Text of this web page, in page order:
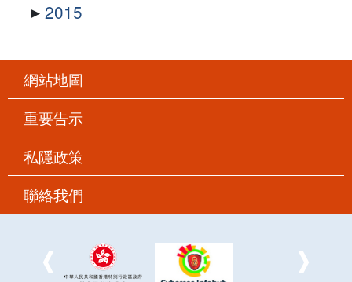
2015
網站地圖
重要告示
私隱政策
聯絡我們